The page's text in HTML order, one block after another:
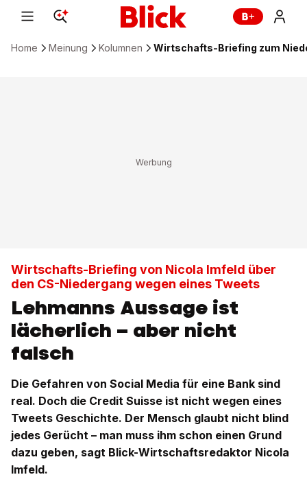
Home Meinung Kolumnen Wirtschafts-Briefing zum
Wirtschafts-Briefing von Nicola Imfeld über
den CS-Niedergang wegen eines Tweets
Lehmanns Aussage ist
lächerlich – aber nicht
falsch
Die Gefahren von Social Media für eine Bank sind
real. Doch die Credit Suisse ist nicht wegen eines
Tweets Geschichte. Der Mensch glaubt nicht blind
jedes Gerücht – man muss ihm schon einen Grund
dazu geben, sagt Blick-Wirtschaftsredaktor Nicola
Imfeld.